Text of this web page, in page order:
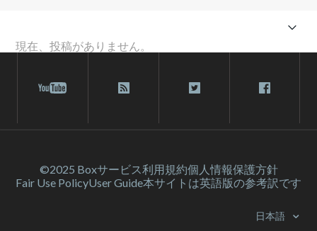
現在、投稿がありません。
©2025 Boxサービス利⽤規約個人情報保護方針
Fair Use PolicyUser Guide本サイトは英語版の参考訳です
日本語